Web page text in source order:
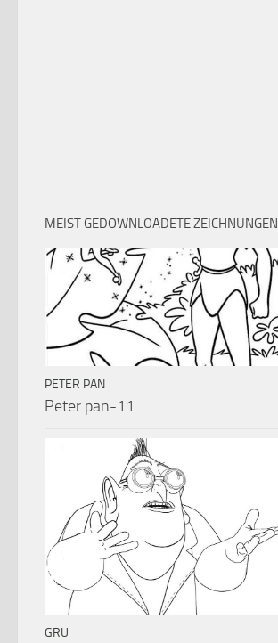
MEIST GEDOWNLOADETE ZEICHNUNGEN
PETER PAN
Peter pan-11
GRU